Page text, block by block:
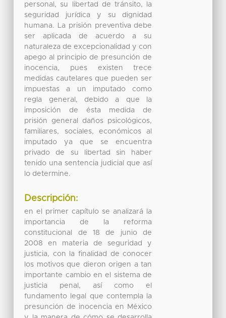
personal, su libertad de tránsito, la
seguridad jurídica y su dignidad
humana. La prisión preventiva debe
ser aplicada de acuerdo a su
naturaleza de excepcionalidad y con
apego al principio de presunción de
inocencia, pues existen trece
medidas cautelares que pueden ser
impuestas a un imputado como
regla general, debido a que la
imposición de ésta medida de
prisión general daños psicológicos,
familiares, sociales, económicos al
imputado ya que se encuentra
privado de su libertad sin haber
tenido una sentencia judicial que así
lo determine.
Descripción:
en el primer capítulo se analizará la
importancia de la reforma
constitucional de 18 de junio de
2008 en materia de seguridad y
justicia, con la finalidad de conocer
los motivos que dieron origen a tan
importante cambio en el sistema de
justicia penal, así como el
fundamento legal que contempla la
presunción de inocencia en México